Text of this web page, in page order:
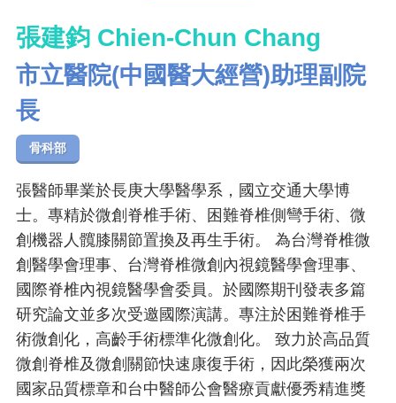
張建鈞 Chien-Chun Chang
市立醫院(中國醫大經營)助理副院
長
骨科部
張醫師畢業於長庚大學醫學系，國立交通大學博
士。專精於微創脊椎手術、困難脊椎側彎手術、微
創機器人髖膝關節置換及再生手術。 為台灣脊椎微
創醫學會理事、台灣脊椎微創內視鏡醫學會理事、
國際脊椎內視鏡醫學會委員。於國際期刊發表多篇
研究論文並多次受邀國際演講。專注於困難脊椎手
術微創化，高齡手術標準化微創化。 致力於高品質
微創脊椎及微創關節快速康復手術，因此榮獲兩次
國家品質標章和台中醫師公會醫療貢獻優秀精進獎